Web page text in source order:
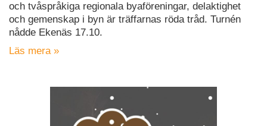
och tvåspråkiga regionala byaföreningar, delaktighet
och gemenskap i byn är träffarnas röda tråd. Turnén
nådde Ekenäs 17.10.
Läs mera »